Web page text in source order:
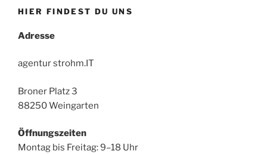
HIER FINDEST DU UNS
Adresse
agentur strohm.IT
Broner Platz 3
88250 Weingarten
Öffnungszeiten
Montag bis Freitag: 9–18 Uhr